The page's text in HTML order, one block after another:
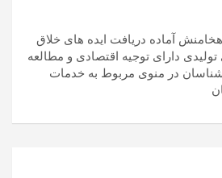
آماده دریافت ایده های خلاق
دارای توجیه اقتصادی و مطالعه
در منوی مربوط به خدمات